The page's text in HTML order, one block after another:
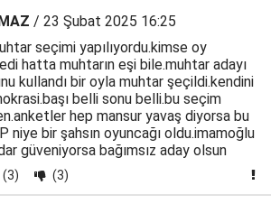
/ 23 Şubat 2025 16:25
seçimi yapılıyordu.kimse oy
hatta muhtarın eşi bile.muhtar adayı
kullandı bir oyla muhtar şeçildi.kendini
belli sonu belli.bu seçim
hep mansur yavaş diyorsa bu
niye bir şahsın oyuncağı oldu.imamoğlu
güveniyorsa bağımsız aday olsun
(3) (3)